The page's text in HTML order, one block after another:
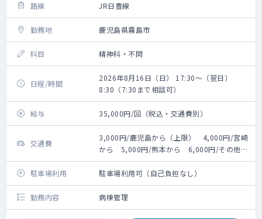
路線 JR日豊線
勤務地 鹿児島県霧島市
科目 精神科・不問
日程/時間
2026年8月16日（日） 17:30～（翌日）
8:30（7:30まで相談可）
給与 35,000円/回（税込・交通費別）
交通費
3,000円/鹿児島から（上限） 4,000円/宮崎
から 5,000円/熊本から 6,000円/その他か
ら
駐車場利用
駐車場利用可（自己負担なし）
勤務内容 病棟管理